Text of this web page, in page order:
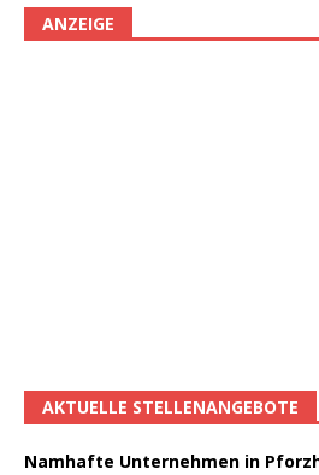
ANZEIGE
AKTUELLE STELLENANGEBOTE
Namhafte Unternehmen in